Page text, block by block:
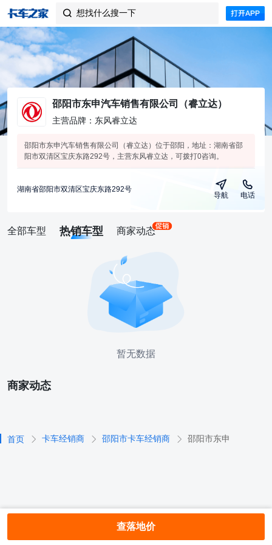
 想找什么搜一下
邵阳市东申汽车销售有限公司（睿立达）
主营品牌：东风睿立达
邵阳市东申汽车销售有限公司（睿立达）位于邵阳，地址：湖南省邵
阳市双清区宝庆东路292号，主营东风睿立达，可拨打0咨询。
湖南省邵阳市双清区宝庆东路292号
导航 电话
全部车型 热销车型 商家动态
暂无数据
商家动态
首页 卡车经销商 邵阳市卡车经销商 邵阳市东申
查落地价